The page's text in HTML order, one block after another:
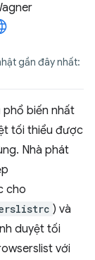
gần đây nhất:
biến nhất
tối thiểu được
Nhà phát
cho
) và
duyệt tối
với